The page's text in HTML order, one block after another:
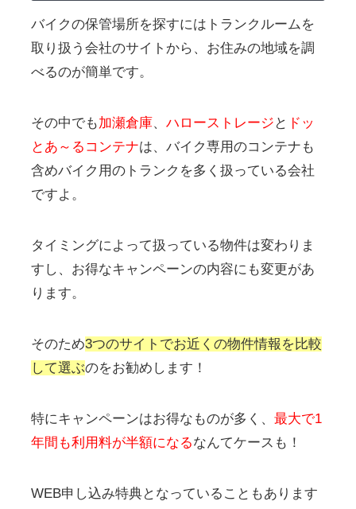
バイクの保管場所を探すにはトランクルームを
取り扱う会社のサイトから、お住みの地域を調
べるのが簡単です。
その中でも加瀬倉庫、 ハローストレージ と ドッ
とあ～るコンテナは、バイク専用のコンテナも
含めバイク用のトランクを多く扱っている会社
ですよ。
タイミングによって扱っている物件は変わりま
すし、お得なキャンペーンの内容にも変更があ
ります。
そのため3つのサイトでお近くの物件情報を比較
して選ぶのをお勧めします！
特にキャンペーンはお得なものが多く、 最大で1
年間も利用料が半額になるなんてケースも！
WEB申し込み特典となっていることもあります